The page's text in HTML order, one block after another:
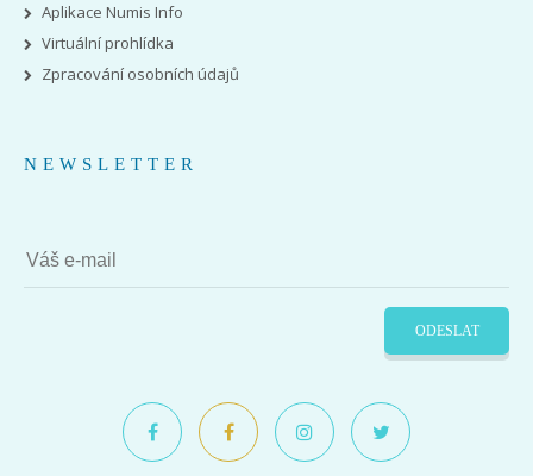
Aplikace Numis Info
Virtuální prohlídka
Zpracování osobních údajů
NEWSLETTER
ODESLAT